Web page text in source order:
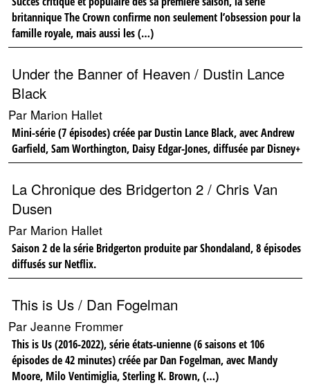
britannique The Crown confirme non seulement l’obsession pour la
famille royale, mais aussi les (…)
Under the Banner of Heaven / Dustin Lance
Black
Par Marion Hallet
Mini-série (7 épisodes) créée par Dustin Lance Black, avec Andrew
Garfield, Sam Worthington, Daisy Edgar-Jones, diffusée par Disney+
La Chronique des Bridgerton 2 / Chris Van
Dusen
Par Marion Hallet
Saison 2 de la série Bridgerton produite par Shondaland, 8 épisodes
diffusés sur Netflix.
This is Us / Dan Fogelman
Par Jeanne Frommer
This is Us (2016-2022), série états-unienne (6 saisons et 106
épisodes de 42 minutes) créée par Dan Fogelman, avec Mandy
Moore, Milo Ventimiglia, Sterling K. Brown, (…)